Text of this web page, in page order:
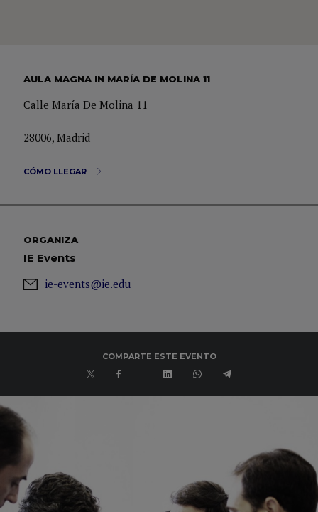
AULA MAGNA IN MARÍA DE MOLINA 11
Calle María De Molina 11
28006, Madrid
CÓMO LLEGAR
ORGANIZA
IE Events
ie-events@ie.edu
COMPARTE ESTE EVENTO